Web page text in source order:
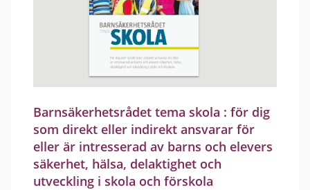
Barnsäkerhetsrådet tema skola : för dig
som direkt eller indirekt ansvarar för
eller är intresserad av barns och elevers
säkerhet, hälsa, delaktighet och
utveckling i skola och förskola